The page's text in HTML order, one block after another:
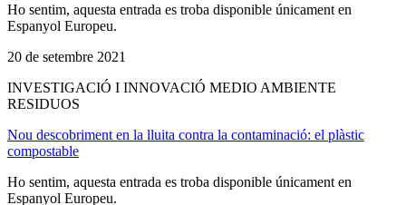
Ho sentim, aquesta entrada es troba disponible únicament en
Espanyol Europeu.
20 de setembre 2021
INVESTIGACIÓ I INNOVACIÓ MEDIO AMBIENTE
RESIDUOS
Nou descobriment en la lluita contra la contaminació: el plàstic
compostable
Ho sentim, aquesta entrada es troba disponible únicament en
Espanyol Europeu.